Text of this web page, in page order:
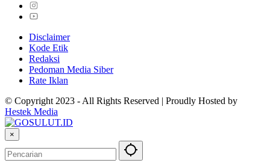
Disclaimer
Kode Etik
Redaksi
Pedoman Media Siber
Rate Iklan
© Copyright 2023 - All Rights Reserved | Proudly Hosted by
Hestek Media
×